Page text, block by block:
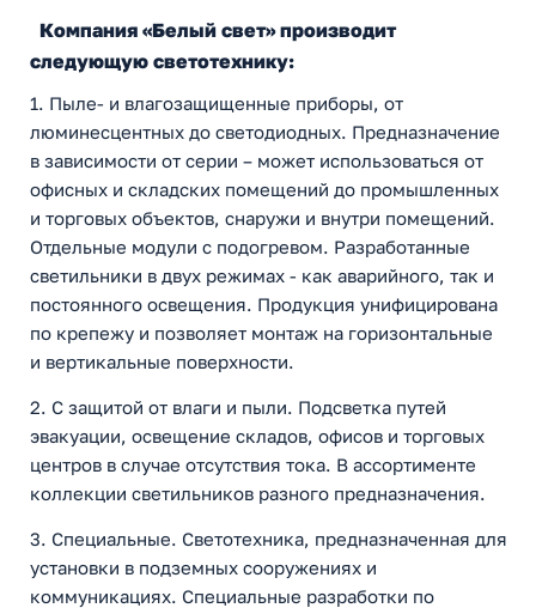
Компания «Белый свет» производит
следующую светотехнику:
1. Пыле- и влагозащищенные приборы, от
люминесцентных до светодиодных. Предназначение
в зависимости от серии – может использоваться от
офисных и складских помещений до промышленных
и торговых объектов, снаружи и внутри помещений.
Отдельные модули с подогревом. Разработанные
светильники в двух режимах - как аварийного, так и
постоянного освещения. Продукция унифицирована
по крепежу и позволяет монтаж на горизонтальные
и вертикальные поверхности.
2. С защитой от влаги и пыли. Подсветка путей
эвакуации, освещение складов, офисов и торговых
центров в случае отсутствия тока. В ассортименте
коллекции светильников разного предназначения.
3. Специальные. Светотехника, предназначенная для
установки в подземных сооружениях и
коммуникациях. Специальные разработки по